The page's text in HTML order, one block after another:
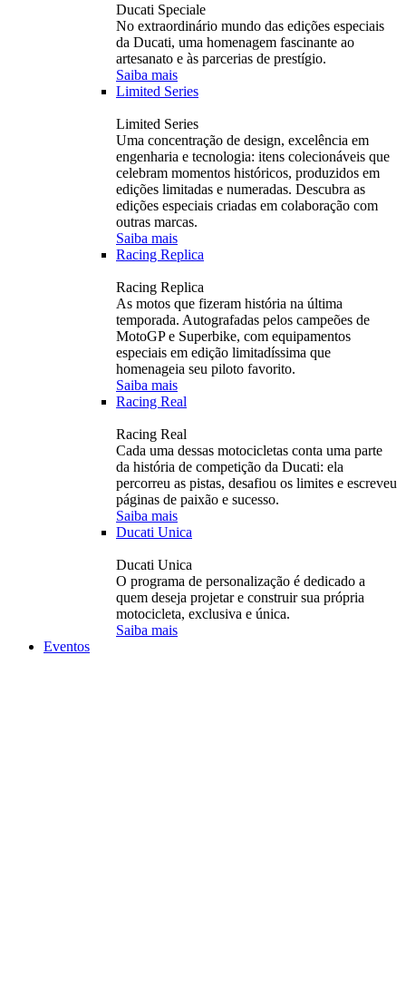
Ducati Speciale
No extraordinário mundo das edições especiais
da Ducati, uma homenagem fascinante ao
artesanato e às parcerias de prestígio.
Saiba mais
Limited Series
Limited Series
Uma concentração de design, excelência em
engenharia e tecnologia: itens colecionáveis ​​que
celebram momentos históricos, produzidos em
edições limitadas e numeradas. Descubra as
edições especiais criadas em colaboração com
outras marcas.
Saiba mais
Racing Replica
Racing Replica
As motos que fizeram história na última
temporada. Autografadas pelos campeões de
MotoGP e Superbike, com equipamentos
especiais em edição limitadíssima que
homenageia seu piloto favorito.
Saiba mais
Racing Real
Racing Real
Cada uma dessas motocicletas conta uma parte
da história de competição da Ducati: ela
percorreu as pistas, desafiou os limites e escreveu
páginas de paixão e sucesso.
Saiba mais
Ducati Unica
Ducati Unica
O programa de personalização é dedicado a
quem deseja projetar e construir sua própria
motocicleta, exclusiva e única.
Saiba mais
Eventos